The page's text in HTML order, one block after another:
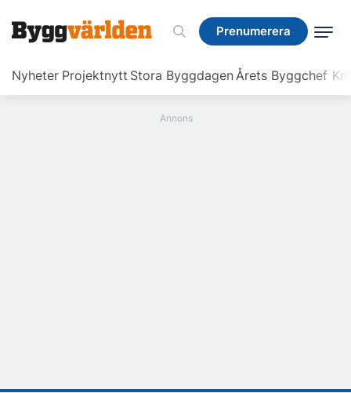
Prenumerera
Nyheter Projektnytt Stora ByggdagenÅrets Byggchef
Prenumerera